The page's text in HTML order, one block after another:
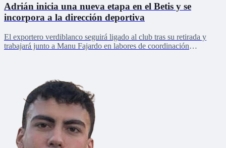
Adrián inicia una nueva etapa en el Betis y se
incorpora a la dirección deportiva
El exportero verdiblanco seguirá ligado al club tras su retirada y
trabajará junto a Manu Fajardo en labores de coordinación